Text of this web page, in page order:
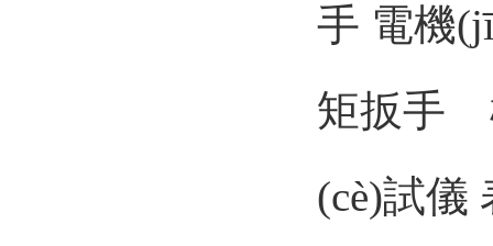
手 電機
矩扳手
(cè)試儀